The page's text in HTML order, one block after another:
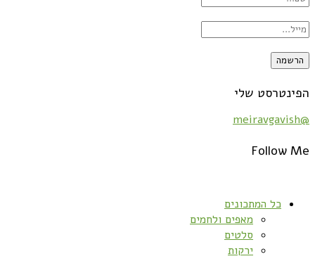
הפינטרסט שלי
@meiravgavish
Follow Me
כל המתכונים
מאפים ולחמים
סלטים
ירקות